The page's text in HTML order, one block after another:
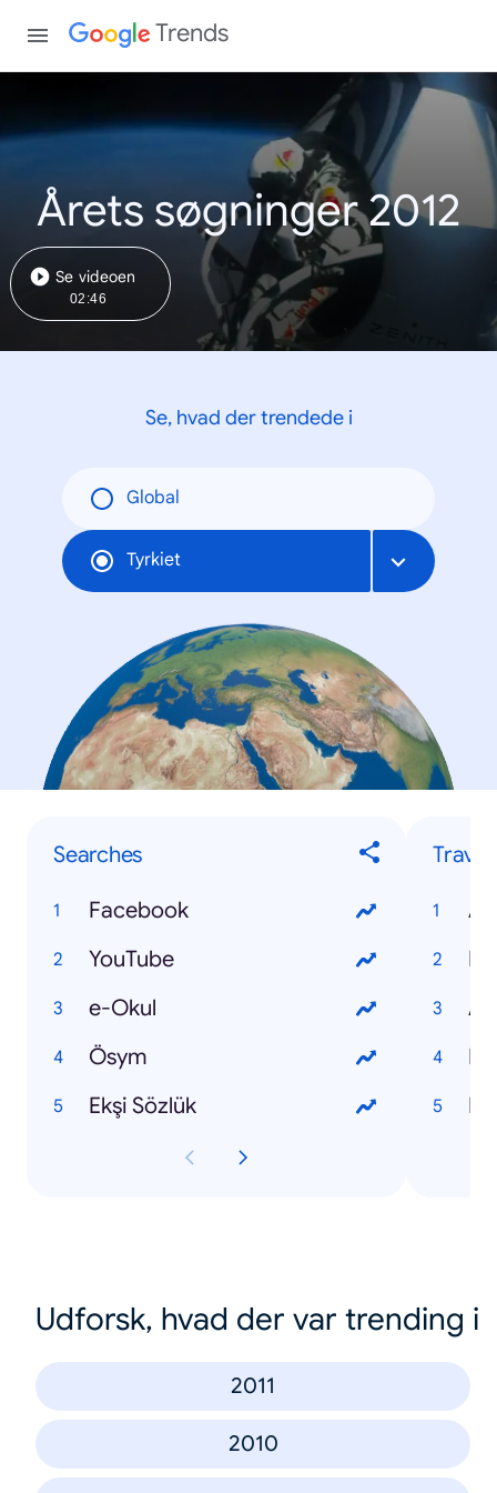
Trends
Årets søgninger 2012
Se videoen
02:46
Se, hvad der trendede i
Global
Tyrkiet
Searches
Facebook
YouTube
e-Okul
Ösym
Ekşi Sözlük
Udforsk, hvad der var trending i
2011
2010